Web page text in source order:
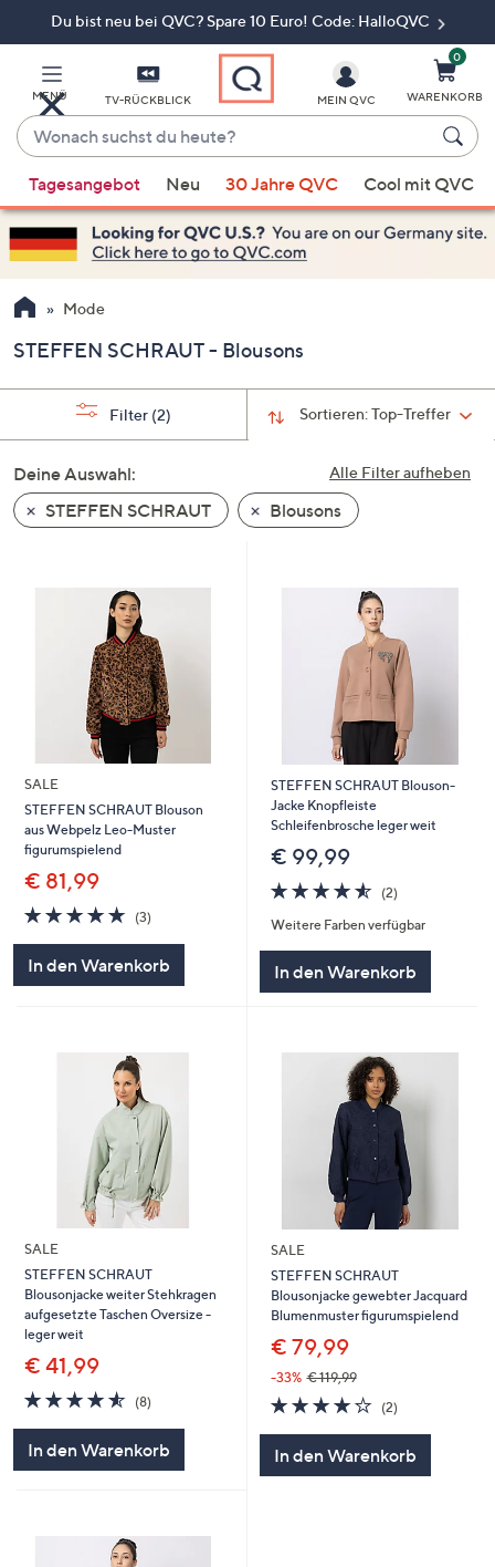
Du bist neu bei QVC? Spare 10 Euro! Code: HalloQVC
MENÜ TV-RÜCKBLICK
Wonach
suchst
du
heute?
Vorschläge
verfügbar
sind,
verwenden
Sie
Pfeiltasten
nach
und
nach
unten
oder
um
diese
anzuzeigen.
MEIN QVC
0
WARENKORB
Tagesangebot Neu 30 Jahre QVC Cool mit QVC
Mode
STEFFEN SCHRAUT - Blousons
Sortieren:Top-Treffer
Filter (2)
Alle Filter aufheben
Deine Auswahl:
STEFFEN SCHRAUT
Blousons
SALE
STEFFEN SCHRAUT Blouson
aus Webpelz Leo-Muster
figurumspielend
€ 81,99
4.7
von
(3)3
In den Warenkorb
STEFFEN SCHRAUT Blouson-
Jacke Knopfleiste
Schleifenbrosche leger weit
€ 99,99
4.5
von
5
(2)2
Weitere Farben verfügbar
In den Warenkorb
SALE
STEFFEN SCHRAUT
Blousonjacke weiter Stehkragen
aufgesetzte Taschen Oversize -
leger weit
€ 41,99
4.5
von
(8)8
In den Warenkorb
SALE
STEFFEN SCHRAUT
Blousonjacke gewebter Jacquard
Blumenmuster figurumspielend
€ 79,99
-33% € 119,99
4.0
von
(2)2
In den Warenkorb